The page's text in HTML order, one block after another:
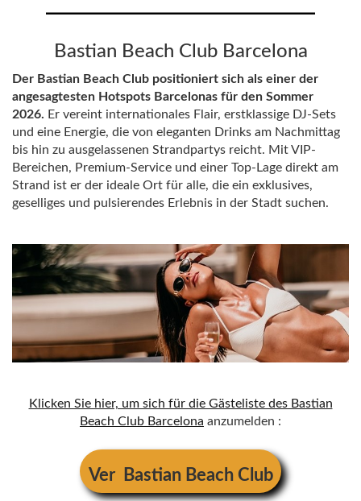
Bastian Beach Club Barcelona
Der Bastian Beach Club positioniert sich als einer der
angesagtesten Hotspots Barcelonas für den Sommer
2026. Er vereint internationales Flair, erstklassige DJ-Sets
und eine Energie, die von eleganten Drinks am Nachmittag
bis hin zu ausgelassenen Strandpartys reicht. Mit VIP-
Bereichen, Premium-Service und einer Top-Lage direkt am
Strand ist er der ideale Ort für alle, die ein exklusives,
geselliges und pulsierendes Erlebnis in der Stadt suchen.
Klicken Sie hier, um sich für die Gästeliste des Bastian
Beach Club Barcelona anzumelden :
Ver Bastian Beach Club